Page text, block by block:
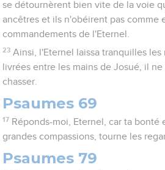
se détournèrent bien vite de la voie
ancêtres et ils n'obéirent pas comme
commandements de l'Eternel.
23 Ainsi, l'Eternel laissa tranquilles
livrées entre les mains de Josué, il ne
chasser.
Psaumes 69
17 Réponds-moi, Eternel, car ta bonté
grandes compassions, tourne les
Psaumes 79